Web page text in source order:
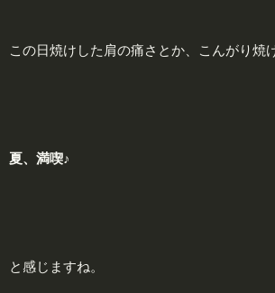
この日焼けした肩の痛さとか、こんがり焼
夏、満喫♪
と感じますね。